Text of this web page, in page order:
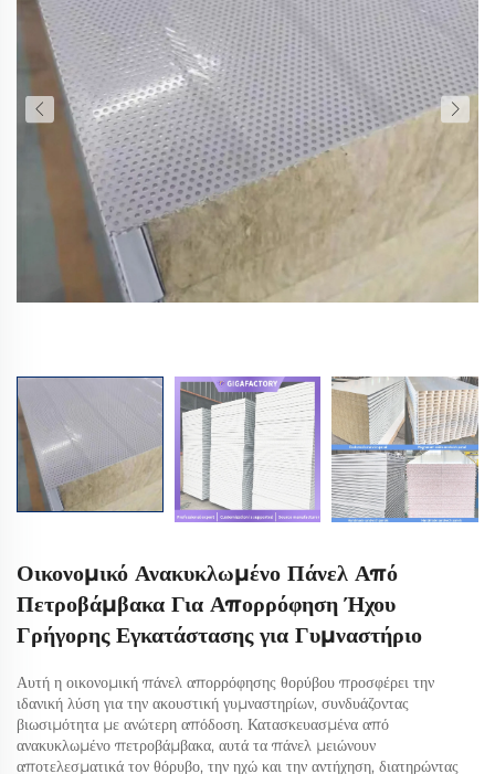
Οικονομικό Ανακυκλωμένο Πάνελ Από
Πετροβάμβακα Για Απορρόφηση Ήχου
Γρήγορης Εγκατάστασης για Γυμναστήριο
Αυτή η οικονομική πάνελ απορρόφησης θορύβου προσφέρει την
ιδανική λύση για την ακουστική γυμναστηρίων, συνδυάζοντας
βιωσιμότητα με ανώτερη απόδοση. Κατασκευασμένα από
ανακυκλωμένο πετροβάμβακα, αυτά τα πάνελ μειώνουν
αποτελεσματικά τον θόρυβο, την ηχώ και την αντήχηση, διατηρώντας